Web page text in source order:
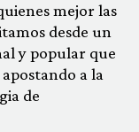
mejor las
desde un
y popular que
a la
de